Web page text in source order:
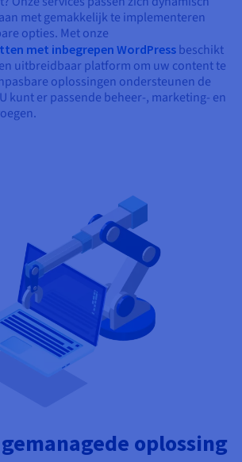
met gemakkelijk te implementeren
opties. Met onze
met inbegrepen WordPress beschikt
uitbreidbaar platform om uw content te
oplossingen ondersteunen de
kunt er passende beheer-, marketing- en
oplossing